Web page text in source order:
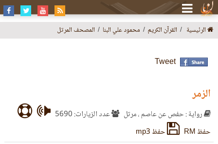
الرئيسية القرآن الكريم محمود علي البنا المصحف المرتل
Tweet
الزمر
رواية : حفص عن عاصم ، مرتل
عدد الزيارات: 5690
حفظ RM
حفظ mp3